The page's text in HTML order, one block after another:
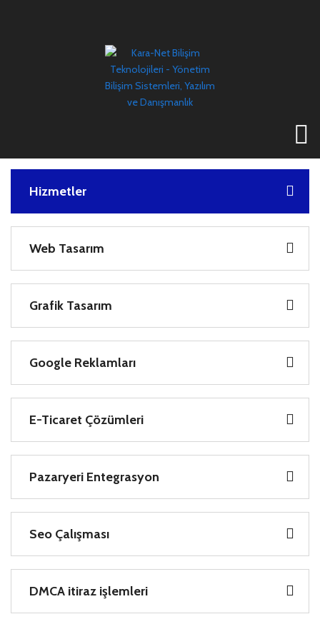
Hizmetler
Web Tasarım
Grafik Tasarım
Google Reklamları
E-Ticaret Çözümleri
Pazaryeri Entegrasyon
Seo Çalışması
DMCA itiraz işlemleri